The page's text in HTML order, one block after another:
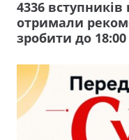
4336
отримали
зробити до